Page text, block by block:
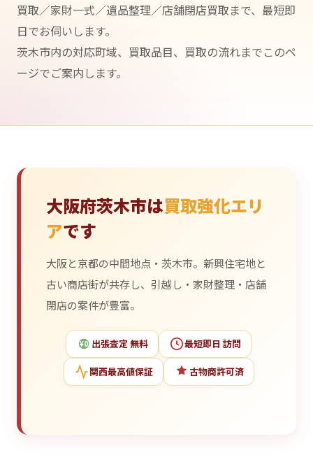
買取／家財一式／遺品整理／店舗閉店買取まで、最短即
日でお伺いします。
茨木市内の対応町域、買取品目、買取の流れまでこのペ
ージでご案内します。
大阪府茨木市は買取強化エリ
アです
大阪と京都の中間地点・茨木市。新興住宅地と
古い商店街が共存し、引越し・家財整理・店舗
閉店の案件が豊富。
¥0 出張査定 無料 最短即日 訪問
関西最高値保証 古物商許可済